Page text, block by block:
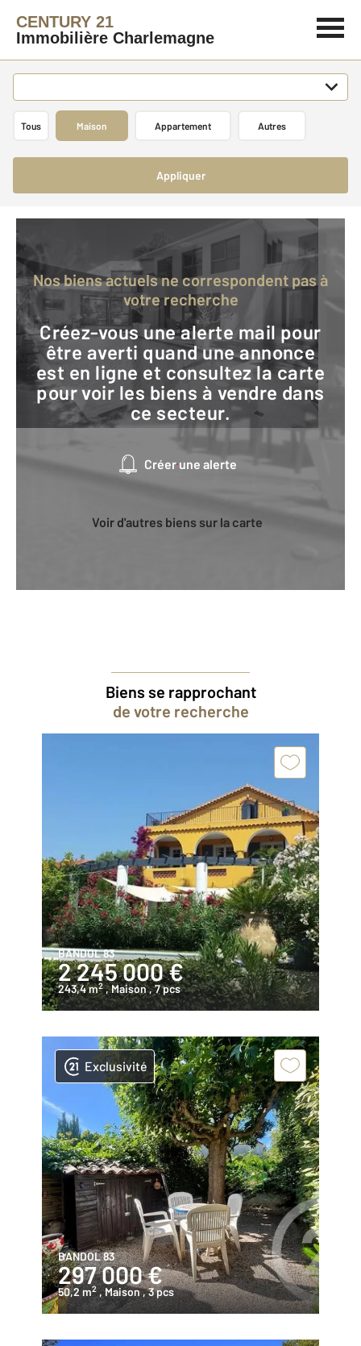
CENTURY 21
Immobilière Charlemagne
Tous Maison Appartement Autres
Appliquer
Nos biens actuels ne correspondent pas à
votre recherche
Créez-vous une alerte mail pour
être averti quand une annonce
est en ligne et consultez la carte
pour voir les biens à vendre dans
ce secteur.
Créer une alerte
Voir d'autres biens sur la carte
Biens se rapprochant
de votre recherche
BANDOL 83
2 245 000 €
243,4 m2 , Maison, 7 pcs
Exclusivité
BANDOL 83
297 000 €
50,2 m2 , Maison, 3 pcs